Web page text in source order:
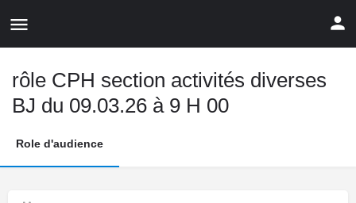
rôle CPH section activités diverses
BJ du 09.03.26 à 9 H 00
Role d'audience